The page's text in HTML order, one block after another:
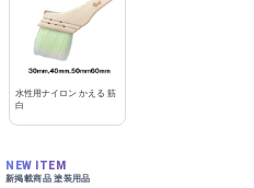
水性用ナイロン かえる 筋
白
NEW ITEM
新掲載商品 塗装用品